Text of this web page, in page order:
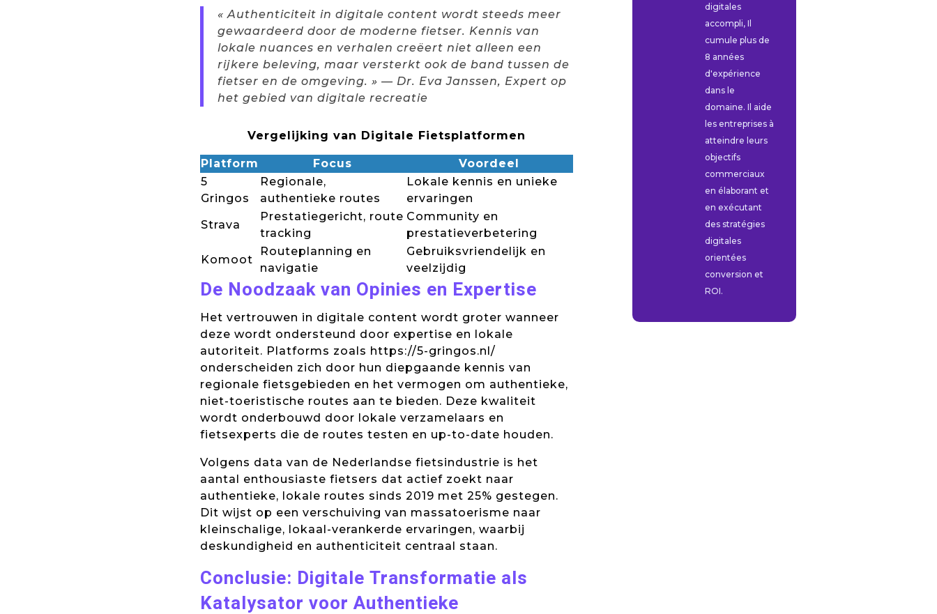
« Authenticiteit in digitale content wordt steeds meer
gewaardeerd door de moderne fietser. Kennis van
lokale nuances en verhalen creëert niet alleen een
rijkere beleving, maar versterkt ook de band tussen de
fietser en de omgeving. » — Dr. Eva Janssen, Expert op
het gebied van digitale recreatie
Vergelijking van Digitale Fietsplatformen
Platform Focus
Voordeel
5
Gringos
Regionale,
authentieke routes
Lokale kennis en unieke
ervaringen
Strava
Prestatiegericht, route
tracking
Community en
prestatieverbetering
Komoot
Routeplanning en
navigatie
Gebruiksvriendelijk en
veelzijdig
De Noodzaak van Opinies en Expertise
Het vertrouwen in digitale content wordt groter wanneer
deze wordt ondersteund door expertise en lokale
autoriteit. Platforms zoals https://5-gringos.nl/
onderscheiden zich door hun diepgaande kennis van
regionale fietsgebieden en het vermogen om authentieke,
niet-toeristische routes aan te bieden. Deze kwaliteit
wordt onderbouwd door lokale verzamelaars en
fietsexperts die de routes testen en up-to-date houden.
Volgens data van de Nederlandse fietsindustrie is het
aantal enthousiaste fietsers dat actief zoekt naar
authentieke, lokale routes sinds 2019 met 25% gestegen.
Dit wijst op een verschuiving van massatoerisme naar
kleinschalige, lokaal-verankerde ervaringen, waarbij
deskundigheid en authenticiteit centraal staan.
Conclusie: Digitale Transformatie als
Katalysator voor Authentieke
digitales
accompli, Il
cumule plus de
8 années
d'expérience
dans le
domaine. Il aide
les entreprises à
atteindre leurs
objectifs
commerciaux
en élaborant et
en exécutant
des stratégies
digitales
orientées
conversion et
ROI.